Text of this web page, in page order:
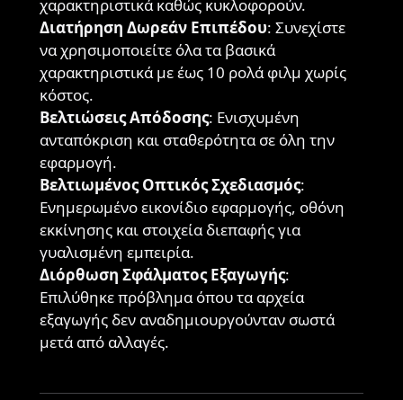
χαρακτηριστικά καθώς κυκλοφορούν.
Διατήρηση Δωρεάν Επιπέδου: Συνεχίστε
να χρησιμοποιείτε όλα τα βασικά
χαρακτηριστικά με έως 10 ρολά φιλμ χωρίς
κόστος.
Βελτιώσεις Απόδοσης: Ενισχυμένη
ανταπόκριση και σταθερότητα σε όλη την
εφαρμογή.
Βελτιωμένος Οπτικός Σχεδιασμός:
Ενημερωμένο εικονίδιο εφαρμογής, οθόνη
εκκίνησης και στοιχεία διεπαφής για
γυαλισμένη εμπειρία.
Διόρθωση Σφάλματος Εξαγωγής:
Επιλύθηκε πρόβλημα όπου τα αρχεία
εξαγωγής δεν αναδημιουργούνταν σωστά
μετά από αλλαγές.